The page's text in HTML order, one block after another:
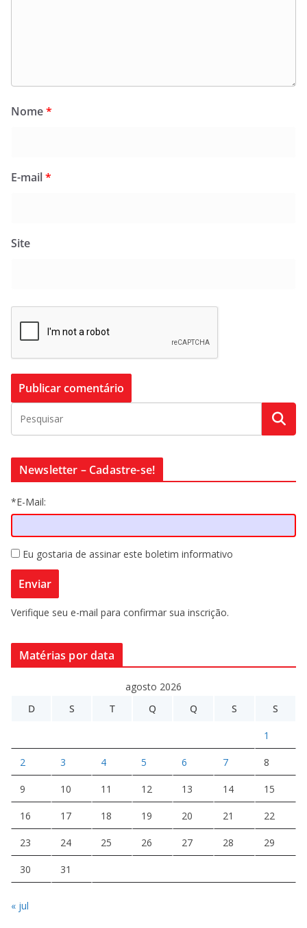
Nome*
E-mail*
Site
Newsletter – Cadastre-se!
*E-Mail:
Eu gostaria de assinar este boletim informativo
Verifique seu e-mail para confirmar sua inscrição.
Matérias por data
agosto 2026
D
S T Q Q S S
1
2 3 4 5 6 7 8
9 10 11 12 13 14 15
16 17 18 19 20 21 22
23 24 25 26 27 28 29
30 31
« jul